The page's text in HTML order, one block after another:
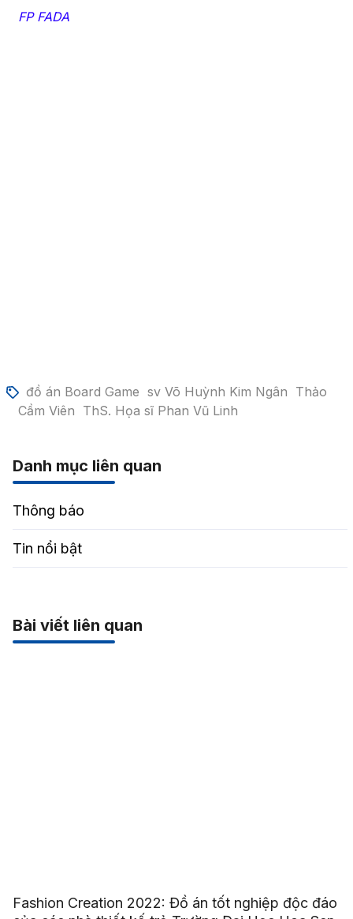
FP FADA
đồ án Board Game sv Võ Huỳnh Kim Ngân Thảo
Cầm Viên ThS. Họa sĩ Phan Vũ Linh
Danh mục liên quan
Thông báo
Tin nổi bật
Bài viết liên quan
Fashion Creation 2022: Đồ án tốt nghiệp độc đáo